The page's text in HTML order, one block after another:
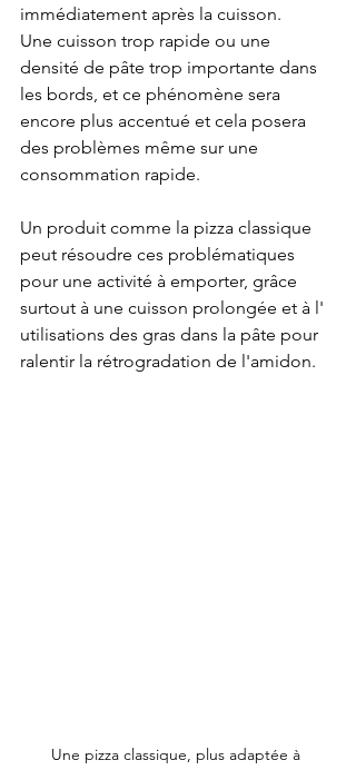
immédiatement après la cuisson.
Une cuisson trop rapide ou une
densité de pâte trop importante dans
les bords, et ce phénomène sera
encore plus accentué et cela posera
des problèmes même sur une
consommation rapide.
Un produit comme la pizza classique
peut résoudre ces problématiques
pour une activité à emporter, grâce
surtout à une cuisson prolongée et à l'
utilisations des gras dans la pâte pour
ralentir la rétrogradation de l'amidon.
Une pizza classique, plus adaptée à